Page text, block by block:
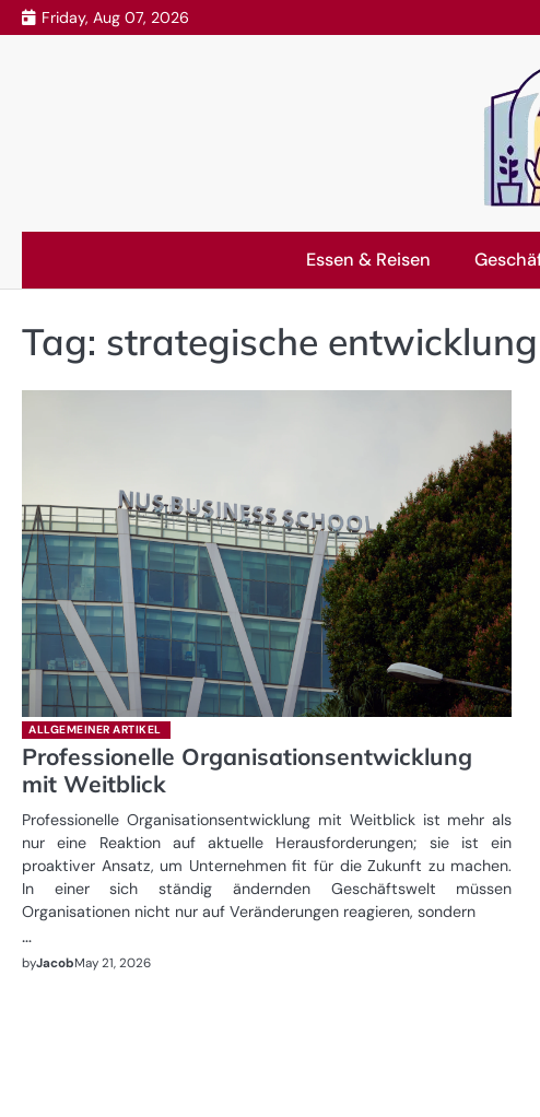
Skip
to
Friday, Aug 07, 2026
Essen & Reisen
Tag: strategische entwicklung
ALLGEMEINER ARTIKEL
Professionelle Organisationsentwicklung
mit Weitblick
Professionelle Organisationsentwicklung mit Weitblick ist mehr als
nur eine Reaktion auf aktuelle Herausforderungen; sie ist ein
proaktiver Ansatz, um Unternehmen fit für die Zukunft zu machen.
In einer sich ständig ändernden Geschäftswelt müssen
Organisationen nicht nur auf Veränderungen reagieren, sondern
…
byJacobMay 21, 2026